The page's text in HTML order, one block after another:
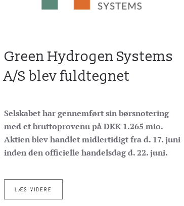
Green Hydrogen Systems
A/S blev fuldtegnet
Selskabet har gennemført sin børsnotering
med et bruttoprovenu på DKK 1.265 mio.
Aktien blev handlet midlertidigt fra d. 17. juni
inden den officielle handelsdag d. 22. juni.
LÆS VIDERE